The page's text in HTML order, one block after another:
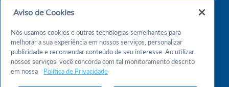
Atendimento 24h
Chame no WhatsApp
Aviso de Cookies
Nós usamos cookies e outras tecnologias semelhantes para
melhorar a sua experiência em nossos serviços, personalizar
publicidade e recomendar conteúdo de seu interesse. Ao utilizar
nossos serviços, você concorda com tal monitoramento descrito
em nossa
Política de Privacidade